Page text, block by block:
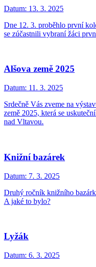
Datum: 13. 3. 2025
Dne 12. 3. proběhlo první
se zúčastnili vybraní žáci
Alšova země 2025
Datum: 11. 3. 2025
Srdečně Vás zveme na
země 2025, která se
nad Vltavou.
Knižní bazárek
Datum: 7. 3. 2025
Druhý ročník knižního
A jaké to bylo?
Lyžák
Datum: 6. 3. 2025